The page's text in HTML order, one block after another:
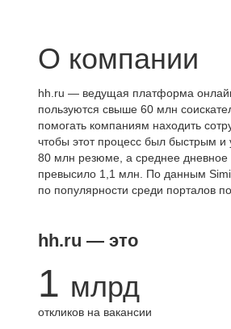
О компании
hh.ru — ведущая платформа
пользуются свыше 60 млн
помогать компаниям находить
чтобы этот процесс был быстрым
80 млн резюме, а среднее дневное
превысило 1,1 млн. По данным
по популярности среди порталов
hh.ru — это
1 млрд
откликов на вакансии